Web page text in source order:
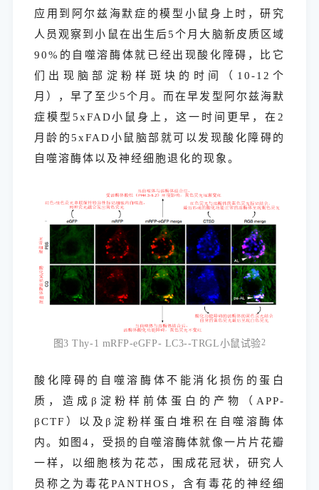
应用到阿尔兹海默症的模型小鼠身上时，研究
人员观察到小鼠在出生后5个月大脑新皮质区域
90%的自噬溶酶体就已经出现酸化障碍，比它
们出现脑部淀粉样斑块的时间（10-12个
月），早了至少5个月。而在早发型阿尔兹海默
症模型5xFAD小鼠身上，这一时间更早，在2
月龄的5xFAD小鼠脑部就可以发现酸化障碍的
自噬溶酶体以及神经细胞退化的现象。
图3 Thy-1 mRFP-eGFP- LC3--TRGL小鼠试验2
酸化障碍的自噬溶酶体不能消化损伤的蛋白
质，造成β淀粉样前体蛋白的产物（APP-
βCTF）以及β淀粉样蛋白堆积在自噬溶酶体
内。如图4，受损的自噬溶酶体就像一片片花瓣
一样，以细胞核为花芯，围成花冠状，研究人
员称之为毒花PANTHOS，含有毒花的神经细